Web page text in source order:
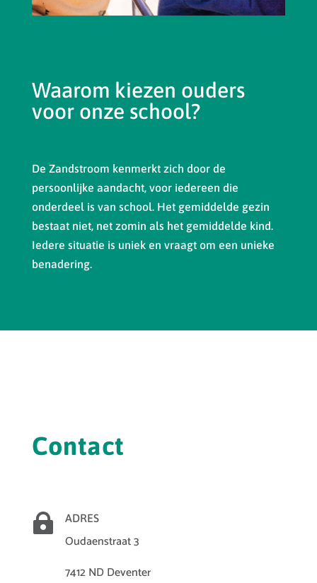
Waarom kiezen ouders
voor onze school?
De Zandstroom kenmerkt zich door de
persoonlijke aandacht, voor iedereen die
onderdeel is van school. Het gemiddelde gezin
bestaat niet, net zomin als het gemiddelde kind.
Iedere situatie is uniek en vraagt om een unieke
benadering.
Contact
 ADRES
Oudaenstraat 3
7412 ND Deventer